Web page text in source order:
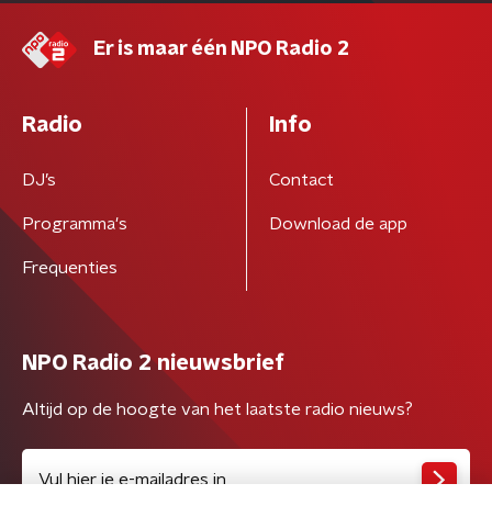
Er is maar één NPO Radio 2
Radio
DJ’s
Programma's
Frequenties
Info
Contact
Download de app
NPO Radio 2 nieuwsbrief
Altijd op de hoogte van het laatste radio nieuws?